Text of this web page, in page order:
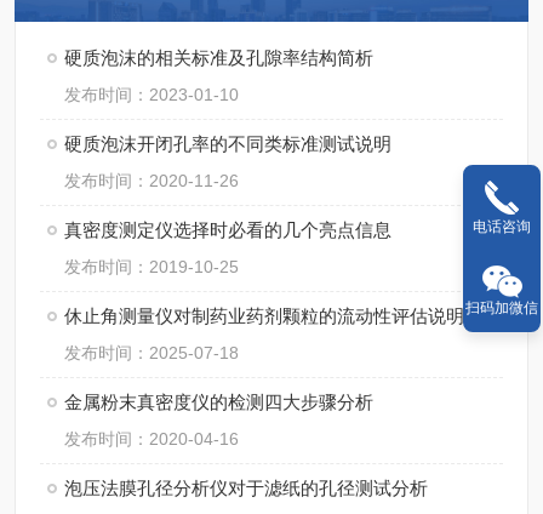
硬质泡沫的相关标准及孔隙率结构简析
发布时间：2023-01-10
硬质泡沫开闭孔率的不同类标准测试说明
发布时间：2020-11-26
真密度测定仪选择时必看的几个亮点信息
发布时间：2019-10-25
休止角测量仪对制药业药剂颗粒的流动性评估说明
发布时间：2025-07-18
金属粉末真密度仪的检测四大步骤分析
发布时间：2020-04-16
泡压法膜孔径分析仪对于滤纸的孔径测试分析
电话咨询
扫码加微信